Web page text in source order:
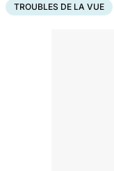
TROUBLES DE LA VUE